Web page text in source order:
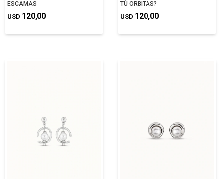
ESCAMAS
USD 120,00
TÚ ORBITAS?
USD 120,00